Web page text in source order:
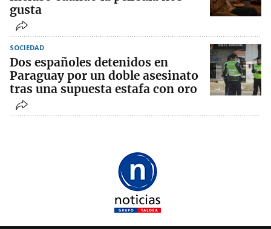
gusta
SOCIEDAD
Dos españoles detenidos en
Paraguay por un doble asesinato
tras una supuesta estafa con oro